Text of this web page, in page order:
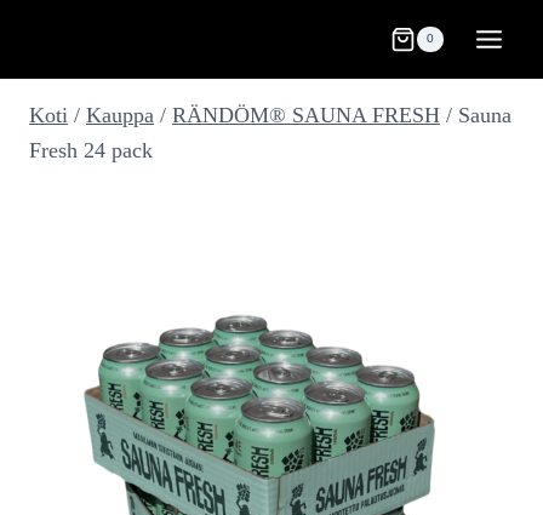
0
Koti / Kauppa / RÄNDÖM® SAUNA FRESH / Sauna
Fresh 24 pack